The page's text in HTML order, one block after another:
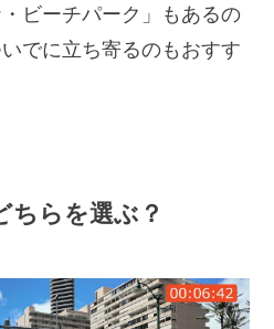
ビーチパーク」もあるの
でに立ち寄るのもおすす
ちらを選ぶ？